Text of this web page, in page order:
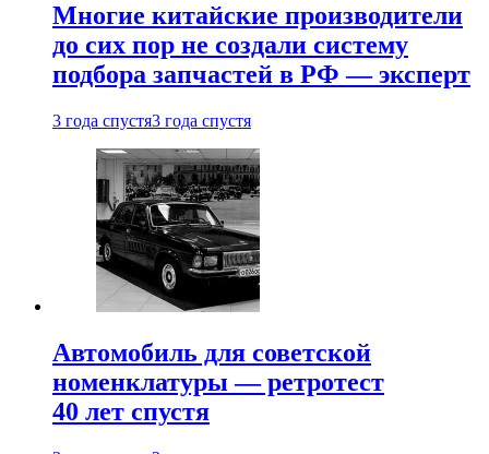
Многие китайские производители
до сих пор не создали систему
подбора запчастей в РФ — эксперт
3 года спустя3 года спустя
Автомобиль для советской
номенклатуры — ретротест
40 лет спустя